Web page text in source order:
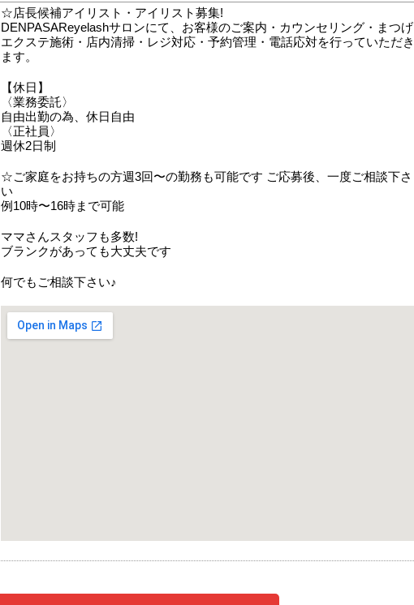
☆店長候補アイリスト・アイリスト募集!
DENPASAReyelashサロンにて、お客様のご案内・カウンセリング・まつげ
エクステ施術・店内清掃・レジ対応・予約管理・電話応対を行っていただき
ます。
【休日】
〈業務委託〉
自由出勤の為、休日自由
〈正社員〉
週休2日制
☆ご家庭をお持ちの方週3回〜の勤務も可能です ご応募後、一度ご相談下さ
い
例10時〜16時まで可能
ママさんスタッフも多数!
ブランクがあっても大丈夫です
何でもご相談下さい♪